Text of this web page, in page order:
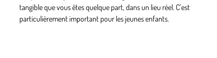
tangible que vous êtes quelque part, dans un lieu réel. C’est
particulièrement important pour les jeunes enfants.